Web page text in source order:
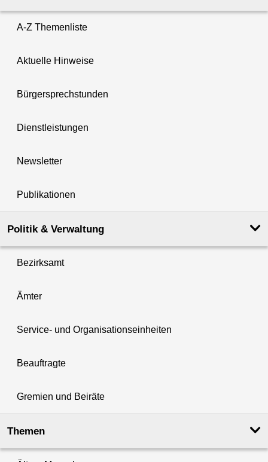
A-Z Themenliste
Aktuelle Hinweise
Bürgersprechstunden
Dienstleistungen
Newsletter
Publikationen
Politik & Verwaltung
Bezirksamt
Ämter
Service- und Organisationseinheiten
Beauftragte
Gremien und Beiräte
Themen